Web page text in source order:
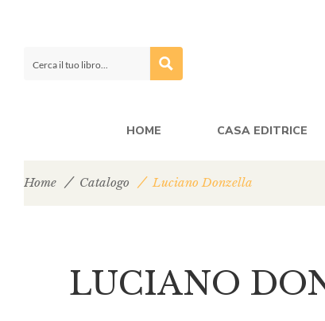
HOME CASA EDITRICE
Home Catalogo Luciano Donzella
LUCIANO